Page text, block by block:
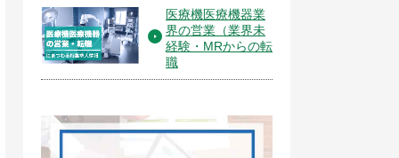
医療機医療機器業
界の営業（業界未
経験・MRからの転
職